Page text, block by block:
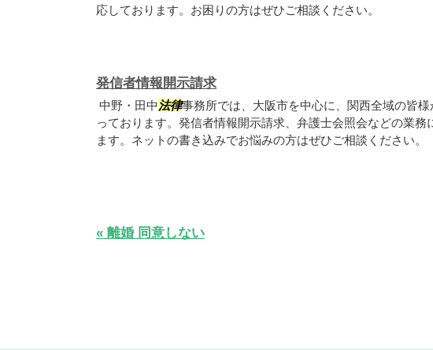
応しております。お困りの方はぜひご相談ください。
発信者情報開示請求
中野・田中 法律事務所では、大阪市を中心に、関西全域の皆
っております。発信者情報開示請求、弁護士会照会などの業務
ます。ネットの書き込みでお悩みの方はぜひご相談ください。
« 離婚 同意しない